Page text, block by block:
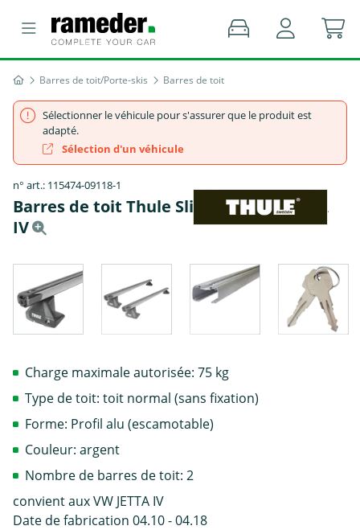
Barres de toit/Porte-skis Barres de toit
Sélectionner le véhicule pour s'assurer que le produit est
adapté.
Sélection d'un véhicule
n° art.: 115474-09118-1
Barres de toit Thule SlideBar - VW JETTA
IV
Charge maximale autorisée: 75 kg
Type de toit: toit normal (sans fixation)
Forme: Profil alu (escamotable)
Couleur: argent
Nombre de barres de toit: 2
convient aux VW JETTA IV
Date de fabrication 04.10 - 04.18